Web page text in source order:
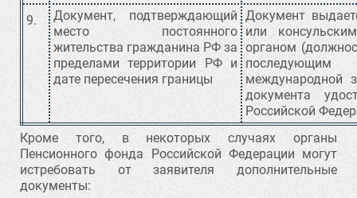
9.
Документ, подтверждающий
место постоянного
жительства гражданина РФ за
пределами территории РФ и
дате пересечения границы
Документ
или
органом
международной
документа
Российской
Кроме того, в некоторых случаях органы
Пенсионного фонда Российской Федерации могут
истребовать от заявителя дополнительные
документы: